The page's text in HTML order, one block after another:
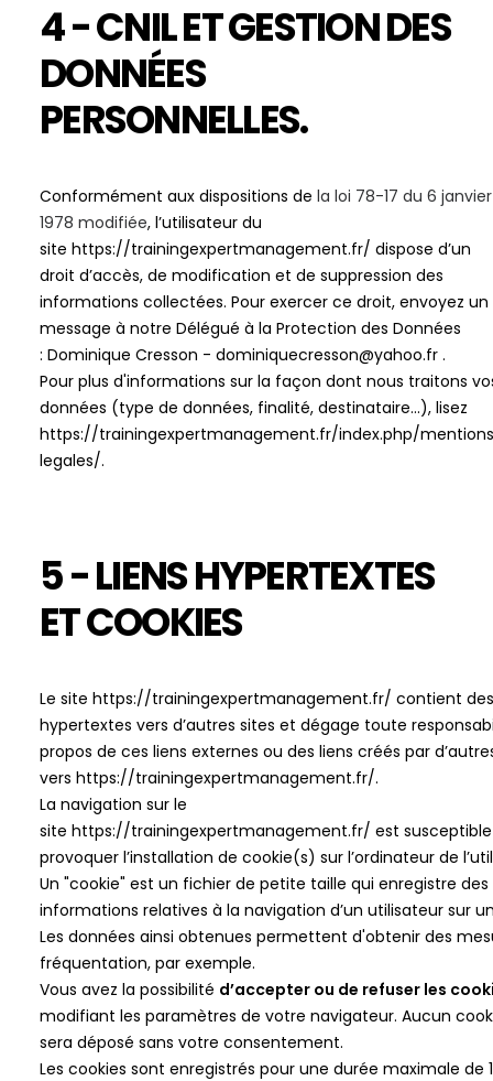
4 - CNIL ET GESTION DES
DONNÉES
PERSONNELLES.
Conformément aux dispositions de la loi 78-17 du 6 janvier
1978 modifiée, l’utilisateur du
site https://trainingexpertmanagement.fr/ dispose d’un
droit d’accès, de modification et de suppression des
informations collectées. Pour exercer ce droit, envoyez un
message à notre Délégué à la Protection des Données
: Dominique Cresson - dominiquecresson@yahoo.fr .
Pour plus d'informations sur la façon dont nous traitons
données (type de données, finalité, destinataire...), lisez
https://trainingexpertmanagement.fr/index.php/
legales/.
5 - LIENS HYPERTEXTES
ET COOKIES
Le site https://trainingexpertmanagement.fr/ contient
hypertextes vers d’autres sites et dégage toute
propos de ces liens externes ou des liens créés par
vers https://trainingexpertmanagement.fr/.
La navigation sur le
site https://trainingexpertmanagement.fr/ est
provoquer l’installation de cookie(s) sur l’ordinateur de
Un "cookie" est un fichier de petite taille qui enregistre des
informations relatives à la navigation d’un utilisateur sur
Les données ainsi obtenues permettent d'obtenir des
fréquentation, par exemple.
Vous avez la possibilité d’accepter ou de refuser les
modifiant les paramètres de votre navigateur. Aucun
sera déposé sans votre consentement.
Les cookies sont enregistrés pour une durée maximale de